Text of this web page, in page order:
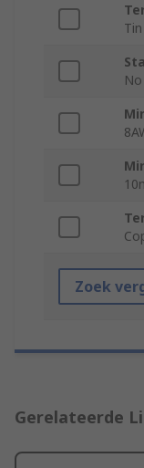
Tin
No
Zoek
Gerelateerde